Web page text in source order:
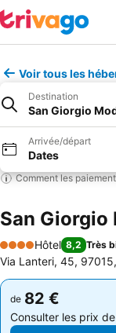
Voir tous les
Destination
San Giorgio
Arrivée/départ
Dates
Comment les
San Giorgio
4 Étoiles
Hôtel 8,2 Très
Via Lanteri, 45,
de 82 €
Consulter les prix de
de 82 €
Consulter les prix de